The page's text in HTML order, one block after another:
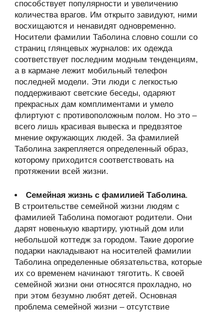
способствует популярности и увеличению
количества врагов. Им открыто завидуют, ними
восхищаются и ненавидят одновременно.
Носители фамилии Таболина словно сошли со
страниц глянцевых журналов: их одежда
соответствует последним модным тенденциям,
а в кармане лежит мобильный телефон
последней модели. Эти люди с легкостью
поддерживают светские беседы, одаряют
прекрасных дам комплиментами и умело
флиртуют с противоположным полом. Но это –
всего лишь красивая вывеска и предвзятое
мнение окружающих людей. За фамилией
Таболина закрепляется определенный образ,
которому приходится соответствовать на
протяжении всей жизни.
Семейная жизнь с фамилией Таболина.
В строительстве семейной жизни людям с
фамилией Таболина помогают родители. Они
дарят новенькую квартиру, уютный дом или
небольшой коттедж за городом. Такие дорогие
подарки накладывают на носителей фамилии
Таболина определенные обязательства, которые
их со временем начинают тяготить. К своей
семейной жизни они относятся прохладно, но
при этом безумно любят детей. Основная
проблема семейной жизни – отсутствие